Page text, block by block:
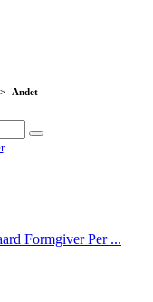
Andet
.
Formgiver Per ...